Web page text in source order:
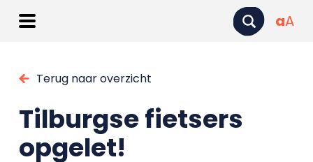
aA
Terug naar overzicht
Tilburgse fietsers
opgelet!